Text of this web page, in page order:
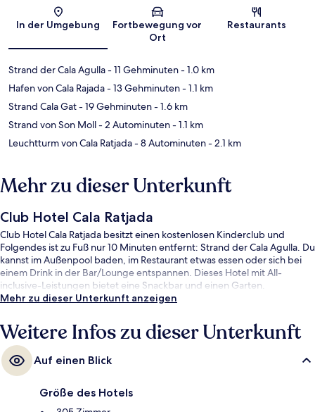
Karte
In der Umgebung
Fortbewegung vor
Ort
Restaurants
Strand der Cala Agulla- 11 Gehminuten- 1.0 km
Hafen von Cala Rajada- 13 Gehminuten- 1.1 km
Strand Cala Gat- 19 Gehminuten- 1.6 km
Strand von Son Moll- 2 Autominuten- 1.1 km
Leuchtturm von Cala Ratjada- 8 Autominuten- 2.1 km
Mehr zu dieser Unterkunft
Club Hotel Cala Ratjada
Club Hotel Cala Ratjada besitzt einen kostenlosen Kinderclub und
Folgendes ist zu Fuß nur 10 Minuten entfernt: Strand der Cala Agulla. Du
kannst im Außenpool baden, im Restaurant etwas essen oder sich bei
einem Drink in der Bar/Lounge entspannen. Dieses Hotel mit All-
inclusive-Leistungen bietet eine Snackbar und einen Garten.
Mehr zu dieser Unterkunft anzeigen
Weitere Infos zu dieser Unterkunft
Auf einen Blick
Größe des Hotels